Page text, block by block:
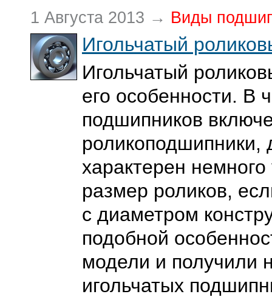
1 Августа 2013 → Виды
Игольчатый
Игольчатый
его особенности. В
подшипников
роликоподшипники,
характерен
размер роликов,
с диаметром
подобной
модели и получили
игольчатых